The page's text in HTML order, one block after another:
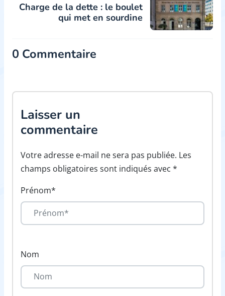
Charge de la dette : le boulet
qui met en sourdine
0 Commentaire
Laisser un
commentaire
Votre adresse e-mail ne sera pas publiée. Les
champs obligatoires sont indiqués avec *
Prénom*
Nom